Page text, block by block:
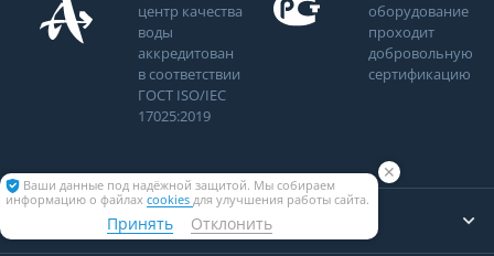
центр качества
воды
аккредитован
в соответствии
ГОСТ ISO/IEC
17025:2019
оборудование
проходит
добровольную
сертификацию
Компания
Ваши данные под надёжной защитой. Мы собираем
информацию о файлах cookies для улучшения работы сайта.
Принять Отклонить
✕